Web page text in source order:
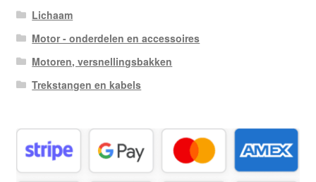
Lichaam
Motor - onderdelen en accessoires
Motoren, versnellingsbakken
Trekstangen en kabels